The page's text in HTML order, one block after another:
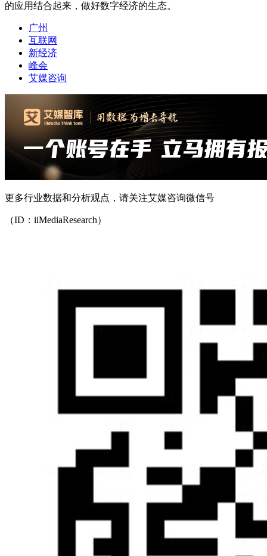
的应用结合起来，做好数字经济的生态。
广州
互联网
新经济
峰会
艾媒咨询
更多行业数据和分析观点，请关注艾媒咨询微信号
（ID：iiMediaResearch）